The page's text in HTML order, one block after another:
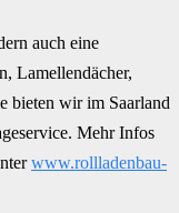
auch eine
Lamellendächer,
bieten wir im Saarland
Mehr Infos
www.rollladenbau-